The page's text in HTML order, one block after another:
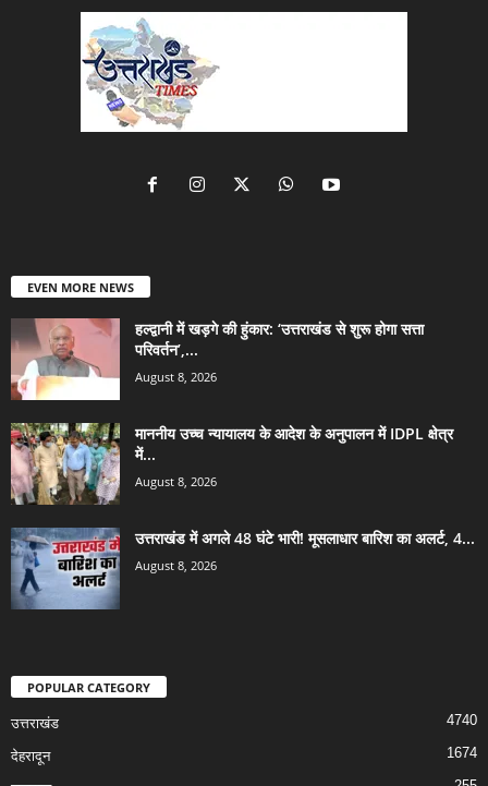
EVEN MORE NEWS
हल्द्वानी में खड़गे की हुंकार: ‘उत्तराखंड से शुरू होगा सत्ता
परिवर्तन’,...
August 8, 2026
माननीय उच्च न्यायालय के आदेश के अनुपालन में IDPL क्षेत्र
में...
August 8, 2026
उत्तराखंड में अगले 48 घंटे भारी! मूसलाधार बारिश का अलर्ट, 4...
August 8, 2026
POPULAR CATEGORY
उत्तराखंड 4740
देहरादून 1674